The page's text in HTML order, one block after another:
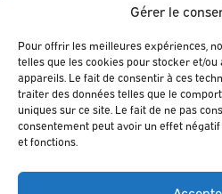
Gérer le
Pour offrir les meilleures expériences,
telles que les cookies pour stocker et/
appareils. Le fait de consentir à ces
traiter des données telles que le
uniques sur ce site. Le fait de ne pas
consentement peut avoir un effet
et fonctions.
85500 LES